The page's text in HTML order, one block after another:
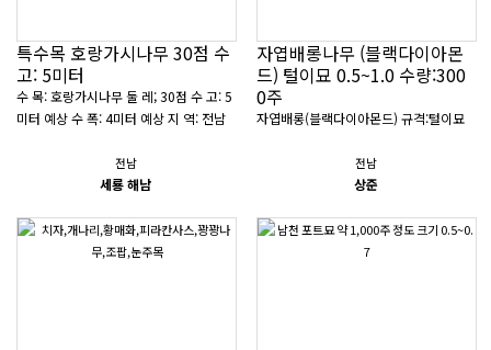
특수목 호랑가시나무 30점 수
고: 5미터
수 목: 호랑가시나무 둘 레; 30점 수 고: 5
미터 예상 수 폭: 4미터 예상 지 역: 전남
전남
세룡 해남
자엽배롱나무 (블랙다이아몬
드) 털이묘 0.5~1.0 수량:300
0주
자엽배롱(블랙다이아몬드) 규격:털이묘
의:010 5122 5894전남
상준